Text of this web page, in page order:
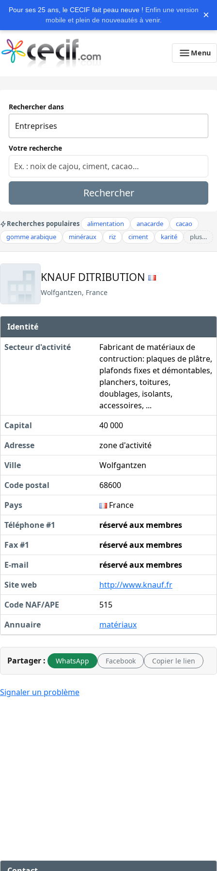
Pour ses 25 ans, le CECIF fait peau neuve ! Enfin une version
mobile et plein de nouveautés à venir.
×
Menu
Rechercher dans
Votre recherche
Rechercher
Recherches populaires alimentation anacarde
cacao
gomme arabique
minéraux riz ciment karité plus…
KNAUF DITRIBUTION
Wolfgantzen, France
Identité
Secteur d'activité
Fabricant de matériaux de
contruction: plaques de plâtre,
plafonds fixes et démontables,
planchers, toitures,
doublages, isolants,
accessoires, ...
Capital
40 000
Adresse
zone d'activité
Ville
Wolfgantzen
Code postal
68600
Pays
France
Téléphone #1
réservé aux membres
Fax #1
réservé aux membres
E-mail
réservé aux membres
Site web
http://www.knauf.fr
Code NAF/APE
515
Annuaire
matériaux
Partager : WhatsApp Facebook Copier le lien
Signaler un problème